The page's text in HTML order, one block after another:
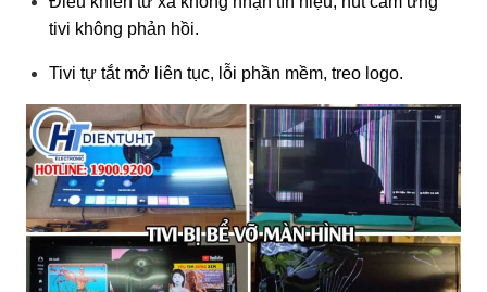
tivi không phản hồi.
Tivi tự tắt mở liên tục, lỗi phần mềm, treo logo.